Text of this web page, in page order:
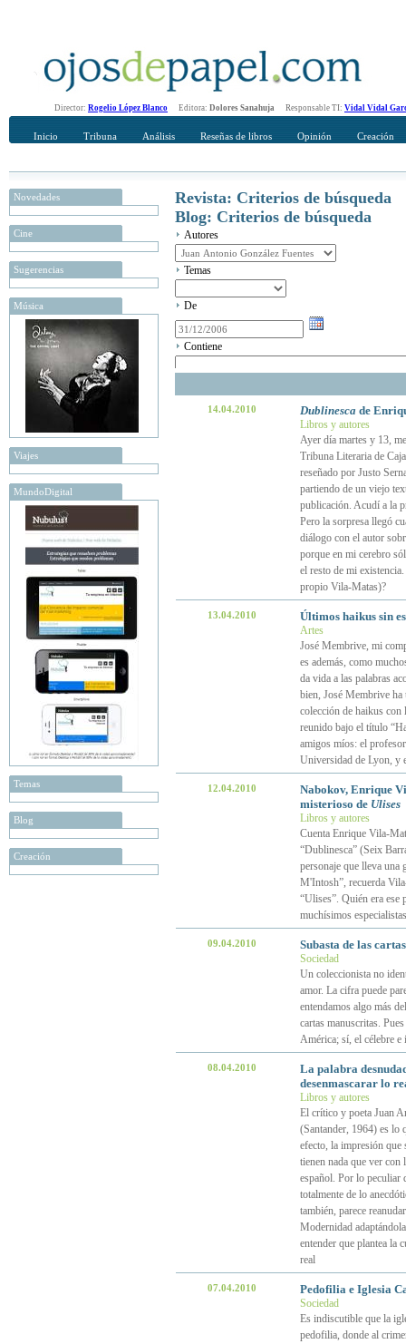
Director: Rogelio López Blanco Editora: Dolores Sanahuja Responsable TI: Vidal Vidal
Inicio Tribuna Análisis Reseñas de libros Opinión Creación
Novedades
Cine
Sugerencias
Música
Viajes
MundoDigital
Temas
Blog
Creación
Revista: Criterios de búsqueda
Blog: Criterios de búsqueda
Autores
Temas
De
Contiene
14.04.2010 Dublinesca de
Libros y autores
Ayer día martes y 13,
Tribuna Literaria de
reseñado por Justo
partiendo de un viejo
publicación. Acudí a la
Pero la sorpresa llegó
diálogo con el autor
porque en mi cerebro
el resto de mi
propio Vila-Matas)?
13.04.2010 Últimos haikus sin
Artes
José Membrive, mi
es además, como
da vida a las palabras
bien, José Membrive ha
colección de haikus con
reunido bajo el título
amigos míos: el
Universidad de Lyon, y
12.04.2010
Nabokov, Enrique
misterioso de Ulises
Libros y autores
Cuenta Enrique Vila-
“Dublinesca” (Seix
personaje que lleva una
M'Intosh”, recuerda
“Ulises”. Quién era ese
muchísimos
09.04.2010 Subasta de las
Sociedad
Un coleccionista no
amor. La cifra puede
entendamos algo más
cartas manuscritas.
América; sí, el célebre
08.04.2010
La palabra
desenmascarar lo
Libros y autores
El crítico y poeta Juan
(Santander, 1964) es lo
efecto, la impresión que
tienen nada que ver con
español. Por lo peculiar
totalmente de lo
también, parece
Modernidad
entender que plantea la
real
07.04.2010 Pedofilia e Iglesia
Sociedad
Es indiscutible que la
pedofilia, donde al